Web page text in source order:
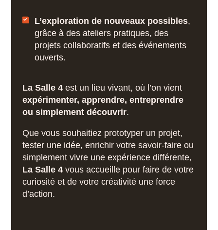
L’exploration de nouveaux possibles,
grâce à des ateliers pratiques, des
projets collaboratifs et des événements
ouverts.
La Salle 4est un lieu vivant, où l’on vient
expérimenter, apprendre, entreprendre
ou simplement découvrir.
Que vous souhaitiez prototyper un projet,
tester une idée, enrichir votre savoir-faire ou
simplement vivre une expérience différente,
La Salle 4vous accueille pour faire de votre
curiosité et de votre créativité une force
d’action.